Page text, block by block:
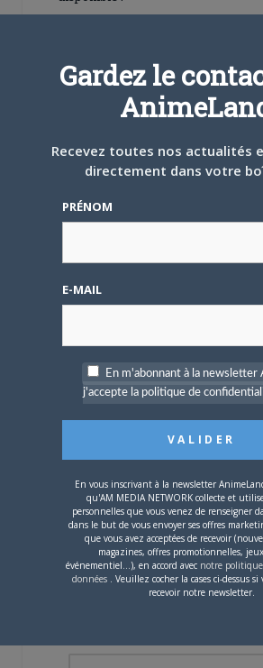
Une nouvelle série TV
Digimon en préparation
[Entretien] Mokochan : «
Lors des prémices du
projet, il était déjà
demandé de suivre au
mieux le manga
Vous devezvous connecterpour
commentaire.
Gardez le
Recevez toutes nos actualités
directement dans votre
PRÉNOM
E-MAIL
En m'abonnant à la newsletter
j'accepte la politique de
En vous inscrivant à la newsletter
qu'AM MEDIA NETWORK collecte et
personnelles que vous venez de renseigner
dans le but de vous envoyer ses offres
que vous avez acceptées de recevoir
magazines, offres promotionnelles,
événementiel...), en accord avec notre
données . Veuillez cocher la cases ci-dessus si
recevoir notre newsletter.